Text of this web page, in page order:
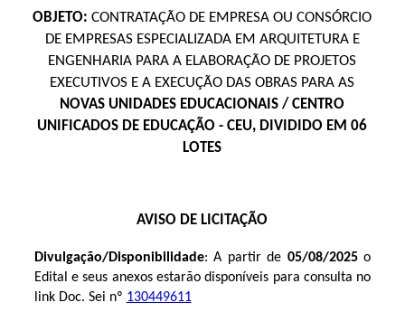
OBJETO:CONTRATAÇÃO DE EMPRESA OU CONSÓRCIO
DE EMPRESAS ESPECIALIZADA EM ARQUITETURA E
ENGENHARIA PARA A ELABORAÇÃO DE PROJETOS
EXECUTIVOS E A EXECUÇÃO DAS OBRAS PARA AS
NOVAS UNIDADES EDUCACIONAIS / CENTRO
UNIFICADOS DE EDUCAÇÃO - CEU, DIVIDIDO EM 06
LOTES
AVISO DE LICITAÇÃO
Divulgação/Disponibilidade: A partir de 05/08/2025o
Edital e seus anexos estarão disponíveis para consulta no
link Doc. Sei nº 130449611